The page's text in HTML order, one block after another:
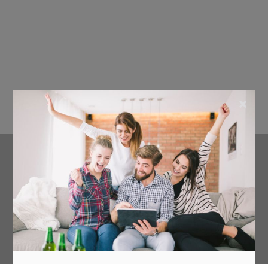
Categorieën
Beauty
Boeken
Cadeau
Dieren